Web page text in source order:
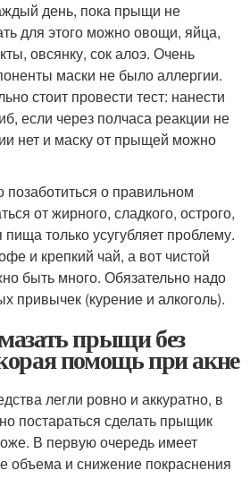
день, пока прыщи не
для этого можно овощи, яйца,
овсянку, сок алоэ. Очень
маски не было аллергии.
стоит провести тест: нанести
если через полчаса реакции не
нет и маску от прыщей можно
о правильном
от жирного, сладкого, острого,
только усугубляет проблему.
и крепкий чай, а вот чистой
быть много. Обязательно надо
привычек (курение и алкоголь).
прыщи без
помощь при акне
легли ровно и аккуратно, в
постараться сделать прыщик
В первую очередь имеет
объема и снижение покраснения